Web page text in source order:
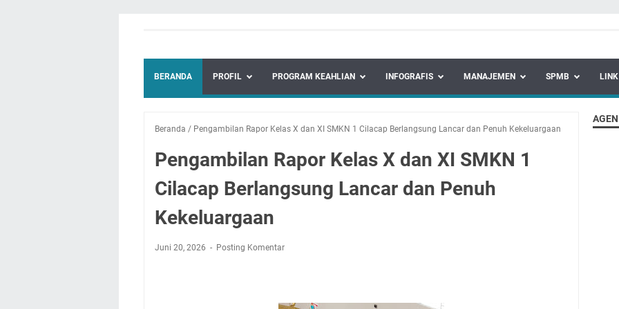
BERANDA PROFIL PROGRAM KEAHLIAN INFOGRAFIS MANAJEMEN SPMB LINK
Beranda / Pengambilan Rapor Kelas X dan XI SMKN 1 Cilacap Berlangsung Lancar dan Penuh Kekeluargaan
Pengambilan Rapor Kelas X dan XI SMKN 1
Cilacap Berlangsung Lancar dan Penuh
Kekeluargaan
Juni 20, 2026 Posting Komentar